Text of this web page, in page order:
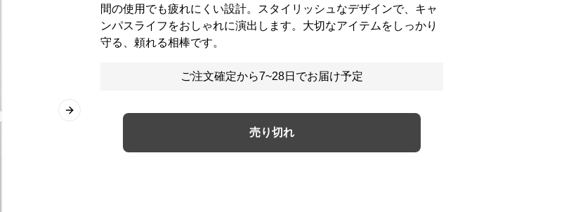
Next slide
間の使用でも疲れにくい設計。スタイリッシュなデザインで、キャ
ンパスライフをおしゃれに演出します。大切なアイテムをしっかり
守る、頼れる相棒です。
ご注文確定から7~28日でお届け予定
売り切れ